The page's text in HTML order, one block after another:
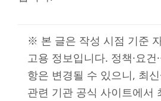
※ 본 글은 작성 시점 기준
고용 정보입니다. 정책·요건
항은 변경될 수 있으니, 최
관련 기관 공식 사이트에서